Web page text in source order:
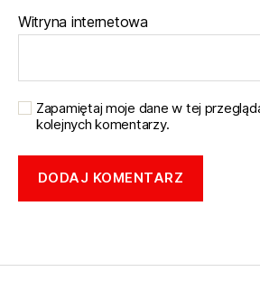
Witryna internetowa
Zapamiętaj moje dane w tej
kolejnych komentarzy.